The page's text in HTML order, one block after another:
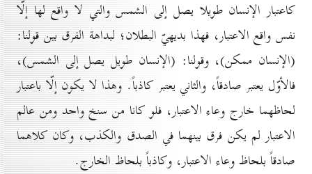
كاعتبار الإنسان طويلا يصل إلى الشمس والتي لا واقع لها إلّا
نفس واقع الاعتبار، فهذا بديهيّ البطلان؛ لبداهة الفرق بين قولنا:
(الإنسان ممكن)، وقولنا: (الإنسان طويل يصل إلى الشمس)،
فالأوّل يعتبر صادقاً، والثاني يعتبر كاذباً. وهذا لا يكون إلّا باعتبار
لحاظهما خارج وعاء الاعتبار، فلو كانا من سنخ واحد ومن عالم
الاعتبار لم يكن فرق بينهما في الصدق والكذب، وكان كلاهما
صادقاً بلحاظ وعاء الاعتبار، وكاذباً بلحاظ الخارج.